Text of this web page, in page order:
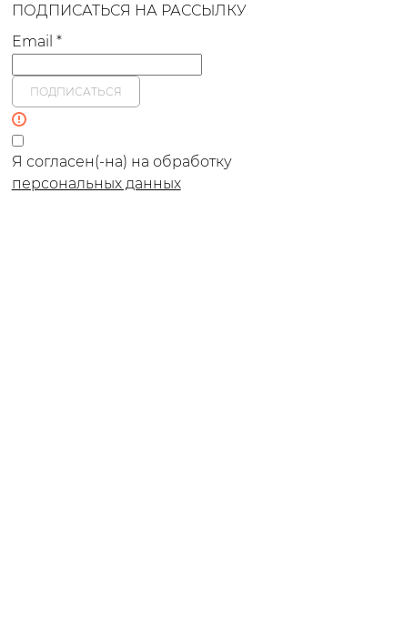
ПОДПИСАТЬСЯ НА РАССЫЛКУ
Email *
ПОДПИСАТЬСЯ
Я согласен(-на) на обработку
персональных данных